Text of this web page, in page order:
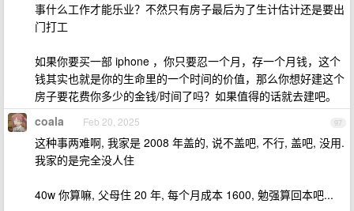
事什么工作才能乐业？不然只有房子最后为了生计估计还是要出
门打工
如果你要买一部 iphone ，你只要忍一个月，存一个月钱，这个
钱其实也就是你的生命里的一个时间的价值，那么你想好建这个
房子要花费你多少的金钱/时间了吗？如果值得的话就去建吧。
97
coala Feb 20, 2025
这种事两难啊, 我家是 2008 年盖的, 说不盖吧, 不行, 盖吧, 没用.
我家的是完全没人住
40w 你算嘛, 父母住 20 年, 每个月成本 1600, 勉强算回本吧...